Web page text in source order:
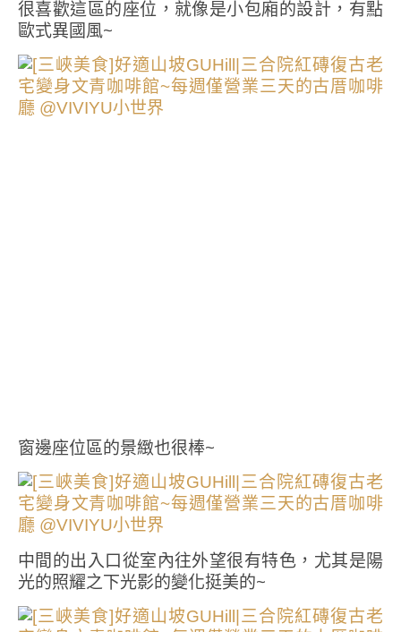
很喜歡這區的座位，就像是小包廂的設計，有點
歐式異國風~
窗邊座位區的景緻也很棒~
中間的出入口從室內往外望很有特色，尤其是陽
光的照耀之下光影的變化挺美的~